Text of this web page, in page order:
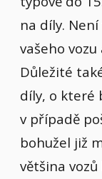
na díly.
vašeho
Důležité
díly, o které
v případě
bohužel již
většina